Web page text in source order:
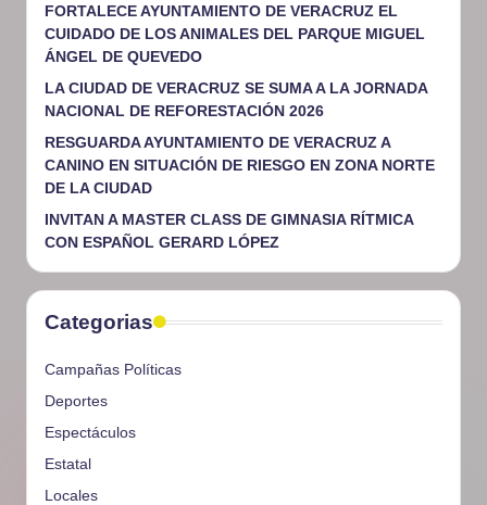
FORTALECE AYUNTAMIENTO DE VERACRUZ EL
CUIDADO DE LOS ANIMALES DEL PARQUE MIGUEL
ÁNGEL DE QUEVEDO
LA CIUDAD DE VERACRUZ SE SUMA A LA JORNADA
NACIONAL DE REFORESTACIÓN 2026
RESGUARDA AYUNTAMIENTO DE VERACRUZ A
CANINO EN SITUACIÓN DE RIESGO EN ZONA NORTE
DE LA CIUDAD
INVITAN A MASTER CLASS DE GIMNASIA RÍTMICA
CON ESPAÑOL GERARD LÓPEZ
Categorias
Campañas Políticas
Deportes
Espectáculos
Estatal
Locales